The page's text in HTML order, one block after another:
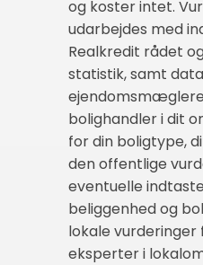
og koster intet.
udarbejdes med
Realkredit rådet
statistik, samt
bolighandler i dit
for din boligtype,
den offentlige
eventuelle
beliggenhed og
lokale
eksperter i